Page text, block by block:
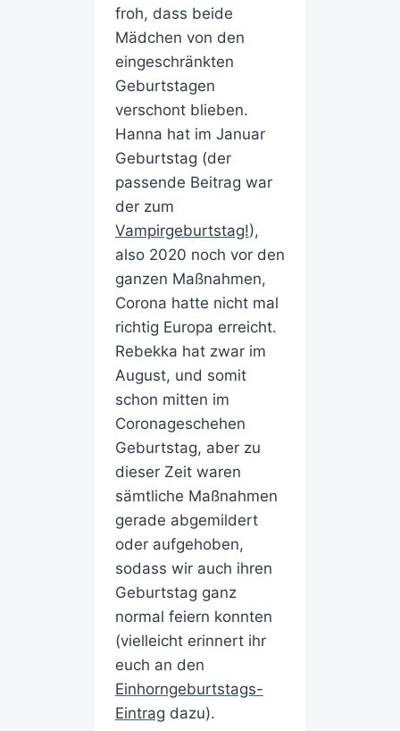
froh, dass beide
Mädchen von den
eingeschränkten
Geburtstagen
verschont blieben.
Hanna hat im Januar
Geburtstag (der
passende Beitrag war
der zum
Vampirgeburtstag!),
also 2020 noch vor den
ganzen Maßnahmen,
Corona hatte nicht mal
richtig Europa erreicht.
Rebekka hat zwar im
August, und somit
schon mitten im
Coronageschehen
Geburtstag, aber zu
dieser Zeit waren
sämtliche Maßnahmen
gerade abgemildert
oder aufgehoben,
sodass wir auch ihren
Geburtstag ganz
normal feiern konnten
(vielleicht erinnert ihr
euch an den
Einhorngeburtstags-
Eintrag dazu).